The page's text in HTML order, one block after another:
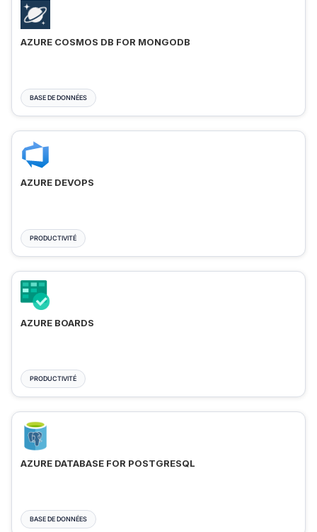
AZURE COSMOS DB FOR MONGODB
BASE DE DONNÉES
AZURE DEVOPS
PRODUCTIVITÉ
AZURE BOARDS
PRODUCTIVITÉ
AZURE DATABASE FOR POSTGRESQL
BASE DE DONNÉES